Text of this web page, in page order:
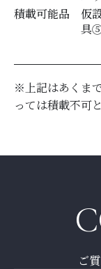
積載可能品
仮
具
※上記はあくま
っては積載不可
ご